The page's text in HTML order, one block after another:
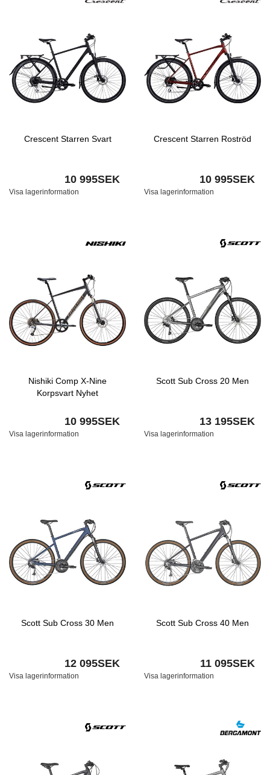
Crescent Starren Svart
10 995SEK
Visa lagerinformation
Crescent Starren Roströd
10 995SEK
Visa lagerinformation
Nishiki Comp X-Nine
Korpsvart Nyhet
10 995SEK
Visa lagerinformation
Scott Sub Cross 20 Men
13 195SEK
Visa lagerinformation
Scott Sub Cross 30 Men
12 095SEK
Visa lagerinformation
Scott Sub Cross 40 Men
11 095SEK
Visa lagerinformation